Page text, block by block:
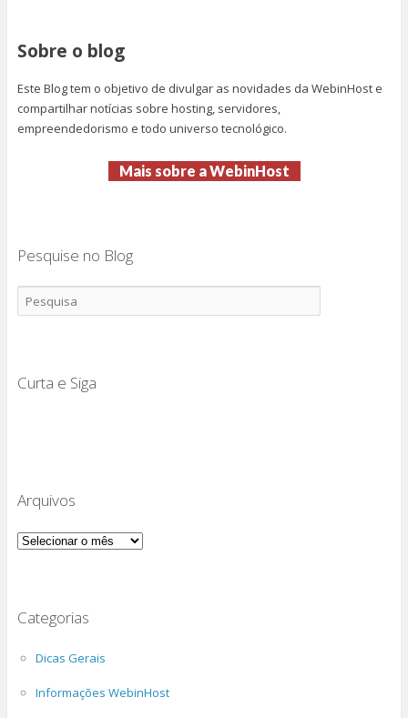
Sobre o blog
Este Blog tem o objetivo de divulgar as novidades da WebinHost e
compartilhar notícias sobre hosting, servidores,
empreendedorismo e todo universo tecnológico.
Mais sobre a WebinHost
Pesquise no Blog
Curta e Siga
Arquivos
Arquivos
Categorias
Dicas Gerais
Informações WebinHost